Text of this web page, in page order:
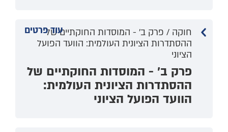
עוד פרטיםחוקה / פרק ב' - המוסדות החוקתיים של
ההסתדרות הציונית העולמית: הוועד הפועל
הציוני
פרק ב' - המוסדות החוקתיים של
ההסתדרות הציונית העולמית:
הוועד הפועל הציוני